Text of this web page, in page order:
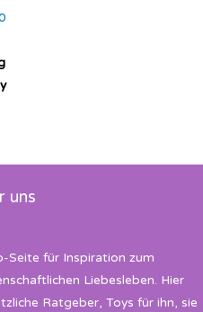
uns
Seite für Inspiration zum
Liebesleben. Hier
Ratgeber, Toys für ihn, sie